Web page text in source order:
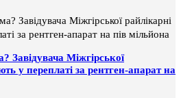
Завідувача Міжгірської
у переплаті за рентген-апарат на